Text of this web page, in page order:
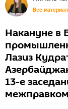
Все
Накануне в
Лазиз
13-е